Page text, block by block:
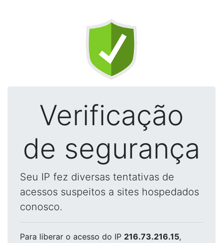
Verificação
de segurança
Seu IP fez diversas tentativas de
acessos suspeitos a sites hospedados
conosco.
Para liberar o acesso do IP 216.73.216.15,